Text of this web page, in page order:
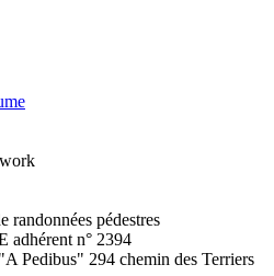
randonnées pédestres
n° 2394
Pedibus" 294 chemin des Terriers